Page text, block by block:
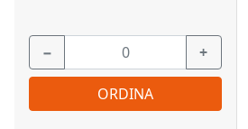
− +
ORDINA